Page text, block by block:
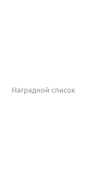
более крупного
Петрушкин в уличных
Наградной список